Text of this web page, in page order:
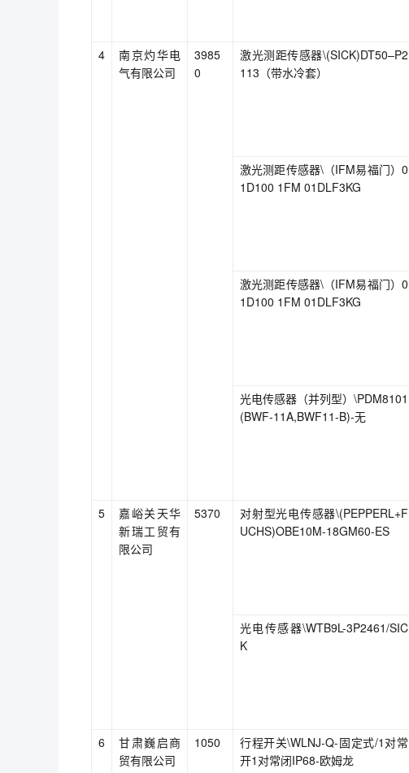
4
南京灼华电
气有限公司
3985
0
激光测距传感器\(SICK)DT50–P2
113（带水冷套）
激光测距传感器\（IFM易福门）0
1D100 1FM 01DLF3KG
激光测距传感器\（IFM易福门）0
1D100 1FM 01DLF3KG
光电传感器（并列型）\PDM8101
(BWF-11A,BWF11-B)-无
5
嘉峪关天华
新瑞工贸有
限公司
5370
对射型光电传感器\(PEPPERL+F
UCHS)OBE10M-18GM60-ES
光电传感器\WTB9L-3P2461/SIC
K
6
甘肃巍启商
贸有限公司
1050
行程开关\WLNJ-Q-固定式/1对常
开1对常闭IP68-欧姆龙